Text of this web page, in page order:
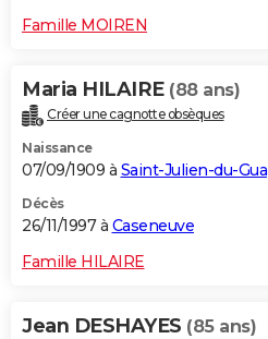
Famille MOIREN
Maria HILAIRE (88 ans)
Créer une cagnotte obsèques
Naissance
07/09/1909 à Saint-Julien-du-Gua
Décès
26/11/1997 à Caseneuve
Famille HILAIRE
Jean DESHAYES (85 ans)